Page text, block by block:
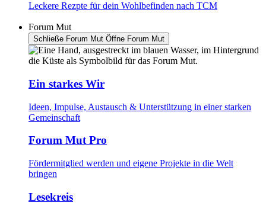
Leckere Rezpte für dein Wohlbefinden nach TCM
Forum Mut
Schließe Forum Mut Öffne Forum Mut
Ein starkes Wir
Ideen, Impulse, Austausch & Unterstützung in einer starken
Gemeinschaft
Forum Mut Pro
Fördermitglied werden und eigene Projekte in die Welt
bringen
Lesekreis